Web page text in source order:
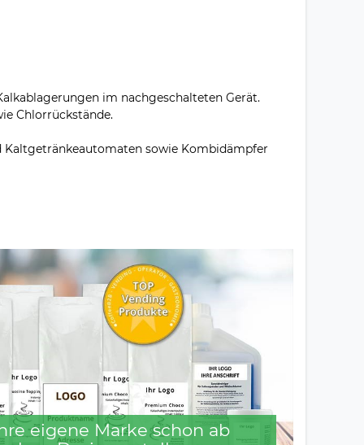
im nachgeschalteten Gerät.
Chlorrückstände.
Kaltgetränkeautomaten sowie Kombidämpfer
eigene Marke schon ab